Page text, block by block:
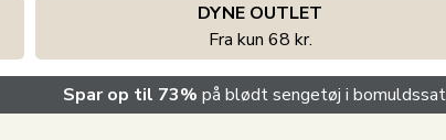
DYNE OUTLET
Fra kun 68 kr.
Spar op til 73% på blødt sengetøj i